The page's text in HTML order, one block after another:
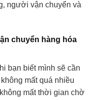
người vận chuyển và
chuyển hàng hóa
bạn biết mình sẽ cần
mất quá nhiều
mất thời gian chờ